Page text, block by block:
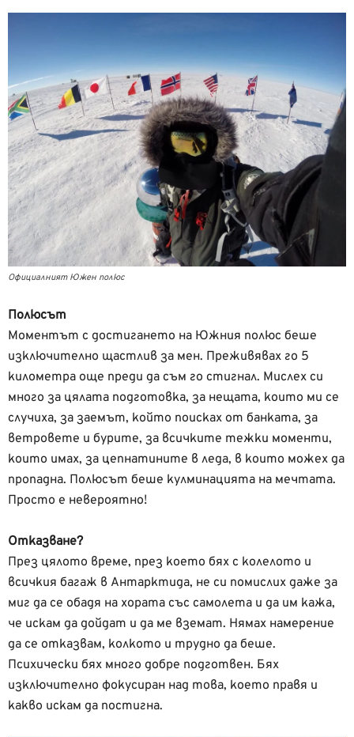
Официалният Южен полюс
Полюсът
Моментът с достигането на Южния полюс беше
изключително щастлив за мен. Преживявах го 5
километра още преди да съм го стигнал. Мислех си
много за цялата подготовка, за нещата, които ми се
случиха, за заемът, който поисках от банката, за
ветровете и бурите, за всичките тежки моменти,
които имах, за цепнатините в леда, в които можех да
пропадна. Полюсът беше кулминацията на мечтата.
Просто е невероятно!
Отказване?
През цялото време, през което бях с колелото и
всичкия багаж в Антарктида, не си помислих даже за
миг да се обадя на хората със самолета и да им кажа,
че искам да дойдат и да ме вземат. Нямах намерение
да се отказвам, колкото и трудно да беше.
Психически бях много добре подготвен. Бях
изключително фокусиран над това, което правя и
какво искам да постигна.